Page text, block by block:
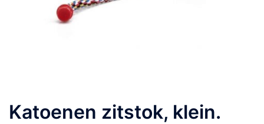
Katoenen zitstok, klein.